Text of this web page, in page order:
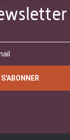
S'ABONNER